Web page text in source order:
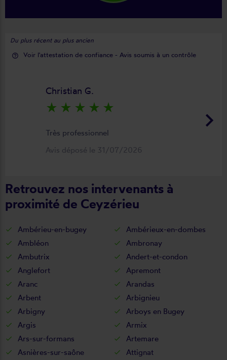
Du plus récent au plus ancien
help_outline Voir l'attestation de confiance - Avis soumis à un contrôle
keyboard_arrow_right
Christian G.
star_rate star_rate star_rate star_rate star_rate
Très professionnel
Avis déposé le 31/07/2026
Retrouvez nos intervenants à
proximité de Ceyzérieu
Ambérieu-en-bugey
Ambérieux-en-dombes
Ambléon
Ambronay
Ambutrix
Andert-et-condon
Anglefort
Apremont
Aranc
Arandas
Arbent
Arbignieu
Arbigny
Arboys en Bugey
Argis
Armix
Ars-sur-formans
Artemare
Asnières-sur-saône
Attignat